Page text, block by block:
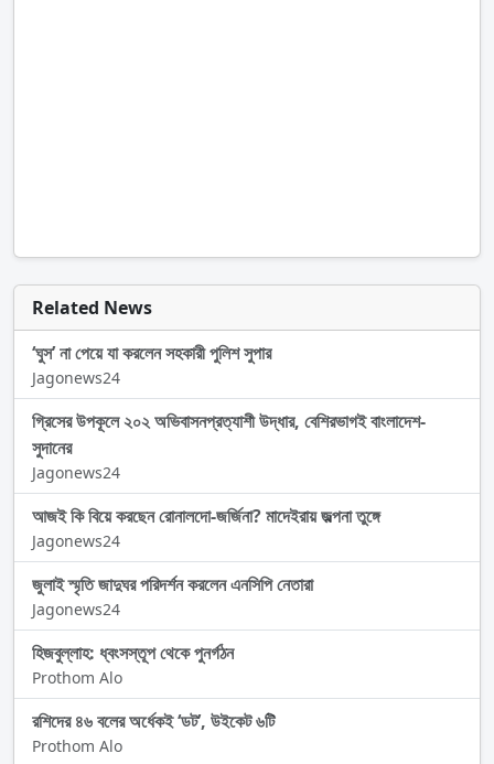
Related News
‘ঘুস’ না পেয়ে যা করলেন সহকারী পুলিশ সুপার
Jagonews24
গ্রিসের উপকূলে ২০২ অভিবাসনপ্রত্যাশী উদ্ধার, বেশিরভাগই বাংলাদেশ-
সুদানের
Jagonews24
আজই কি বিয়ে করছেন রোনালদো-জর্জিনা? মাদেইরায় জল্পনা তুঙ্গে
Jagonews24
জুলাই স্মৃতি জাদুঘর পরিদর্শন করলেন এনসিপি নেতারা
Jagonews24
হিজবুল্লাহ: ধ্বংসস্তূপ থেকে পুনর্গঠন
Prothom Alo
রশিদের ৪৬ বলের অর্ধেকই ‘ডট’, উইকেট ৬টি
Prothom Alo